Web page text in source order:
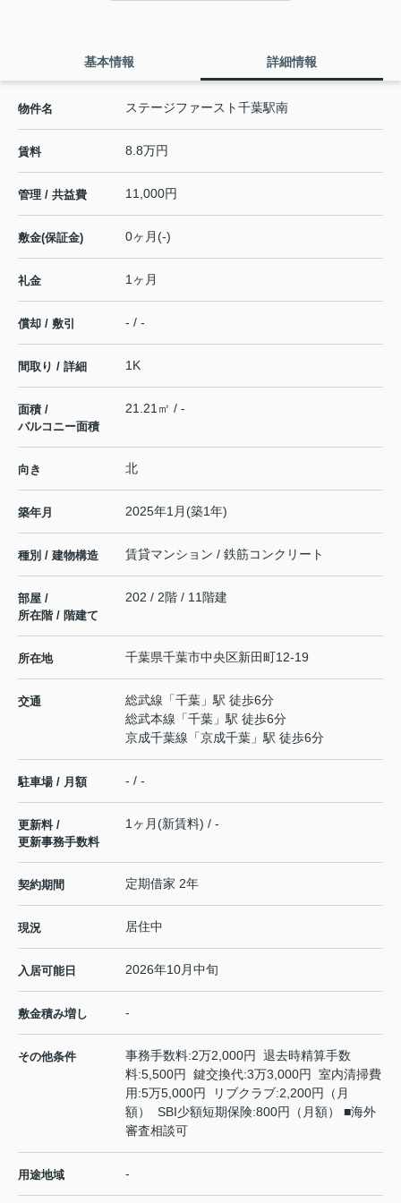
基本情報 詳細情報
物件名 ステージファースト千葉駅南
賃料 8.8万円
管理 / 共益費 11,000円
敷金(保証金) 0ヶ月(-)
礼金 1ヶ月
償却 / 敷引 - / -
間取り / 詳細 1K
面積 /
バルコニー面積
21.21㎡ / -
向き 北
築年月 2025年1月(築1年)
種別 / 建物構造 賃貸マンション / 鉄筋コンクリート
部屋 /
所在階 / 階建て
202 / 2階 / 11階建
所在地 千葉県千葉市中央区新田町12-19
交通 総武線 「千葉 」駅 徒歩6分
総武本線 「千葉 」駅 徒歩6分
京成千葉線 「京成千葉 」駅 徒歩6分
駐車場 / 月額 - / -
更新料 /
更新事務手数料
1ヶ月(新賃料) / -
契約期間 定期借家 2年
現況 居住中
入居可能日 2026年10月中旬
敷金積み増し -
その他条件
事務手数料:2万2,000円 退去時精算手数
料:5,500円 鍵交換代:3万3,000円 室内清掃費
用:5万5,000円 リブクラブ:2,200円（月
額） SBI少額短期保険:800円（月額） ■海外
審査相談可
用途地域 -